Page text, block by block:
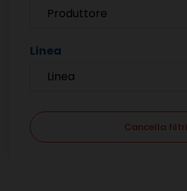
Produttore
Linea
Linea
Cancella filtri